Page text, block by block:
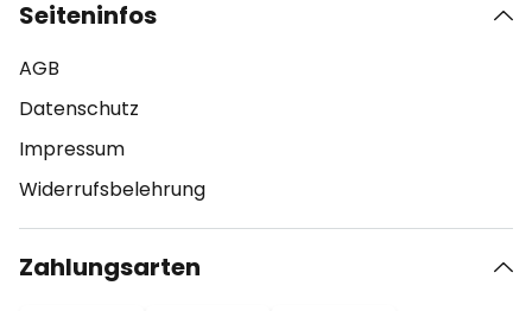
Seiteninfos
AGB
Datenschutz
Impressum
Widerrufsbelehrung
Zahlungsarten